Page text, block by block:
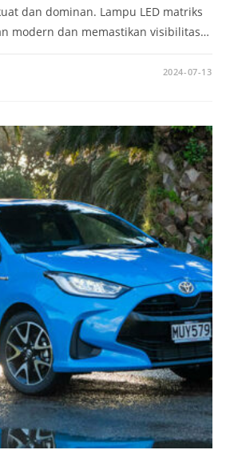
dan dominan. Lampu LED matriks
modern dan memastikan visibilitas…
2024-07-13